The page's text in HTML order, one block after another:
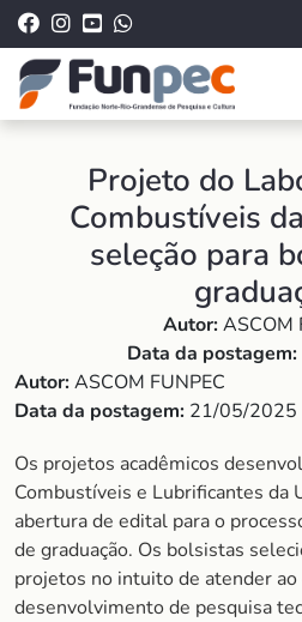
Projeto do
Combustíveis
seleção para
Autor:ASCOM
Data da postagem:
Autor:ASCOM FUNPEC
Data da postagem: 21/05/2025
Os projetos acadêmicos
Combustíveis e Lubrificantes da
abertura de edital para o
de graduação. Os bolsistas
projetos no intuito de atender
desenvolvimento de pesquisa